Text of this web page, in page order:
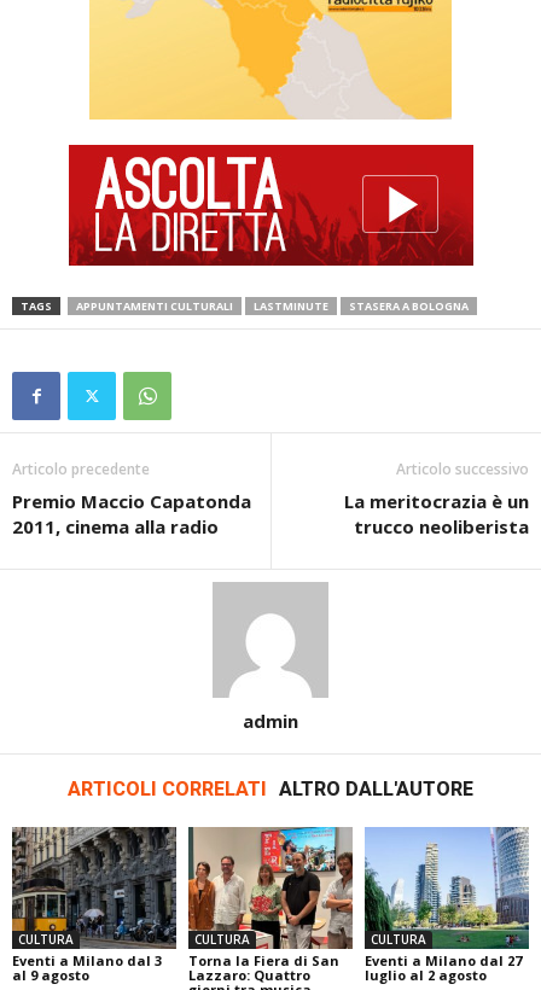
TAGS APPUNTAMENTI CULTURALI LASTMINUTE STASERA A BOLOGNA
Articolo precedente
Premio Maccio Capatonda
2011, cinema alla radio
Articolo successivo
La meritocrazia è un
trucco neoliberista
admin
ARTICOLI CORRELATI ALTRO DALL'AUTORE
CULTURA
Eventi a Milano dal 3
al 9 agosto
CULTURA
Torna la Fiera di San
Lazzaro: Quattro
CULTURA
Eventi a Milano dal 27
luglio al 2 agosto